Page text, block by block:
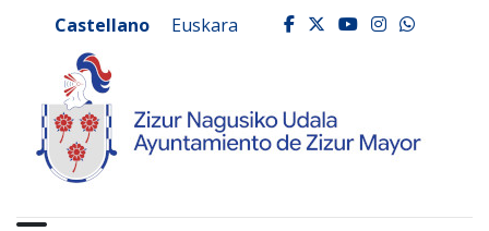
Ayuntamiento de
Castellano Euskara facebook
twitter
youtube